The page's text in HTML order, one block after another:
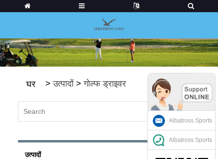
घर > उत्पादों>गोल्फ ड्राइवर
उत्पादों
Albatross Sports
Albatross Sports